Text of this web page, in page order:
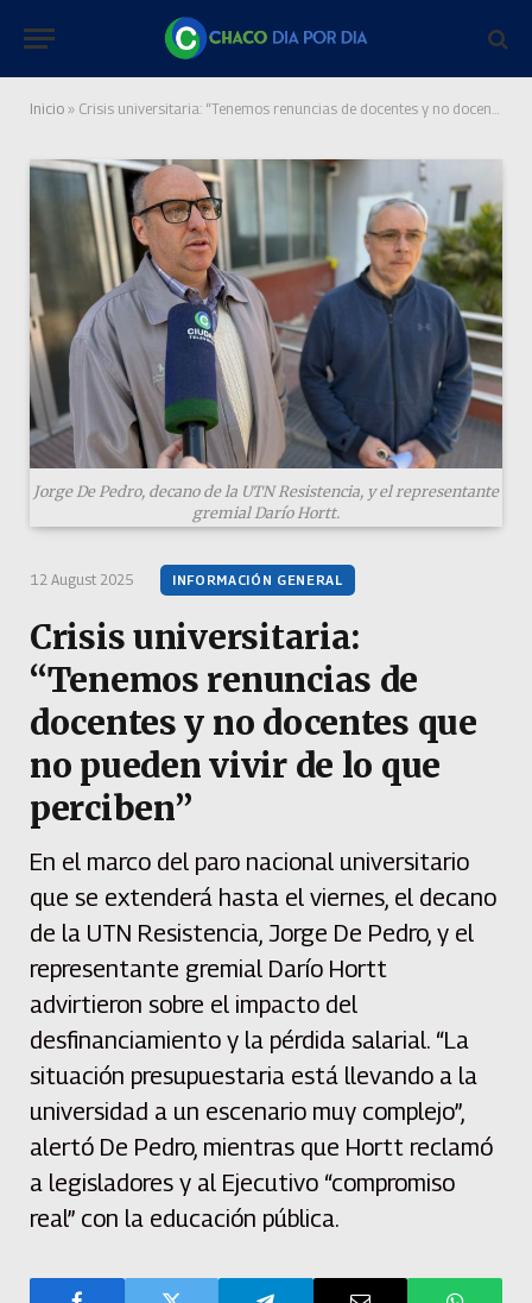
Inicio » Crisis universitaria: “Tenemos renuncias de docentes y no docentes que no pueden vivir de lo que perciben”
12 August 2025 INFORMACIÓN GENERAL
Crisis universitaria:
“Tenemos renuncias de
docentes y no docentes que
no pueden vivir de lo que
perciben”
En el marco del paro nacional universitario
que se extenderá hasta el viernes, el decano
de la UTN Resistencia, Jorge De Pedro, y el
representante gremial Darío Hortt
advirtieron sobre el impacto del
desfinanciamiento y la pérdida salarial. “La
situación presupuestaria está llevando a la
universidad a un escenario muy complejo”,
alertó De Pedro, mientras que Hortt reclamó
a legisladores y al Ejecutivo “compromiso
real” con la educación pública.
Jorge De Pedro, decano de la UTN Resistencia, y el representante
gremial Darío Hortt.